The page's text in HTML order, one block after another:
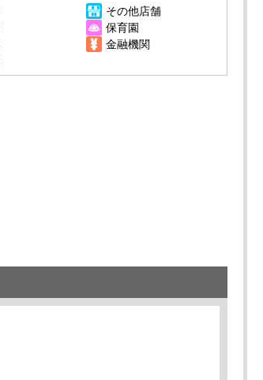
その他店舗
保育園
金融機関